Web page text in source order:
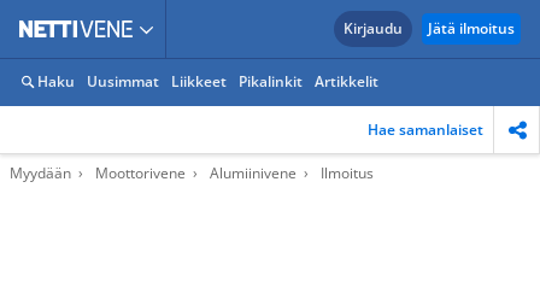
Kirjaudu Jätä ilmoitus
Haku Uusimmat Liikkeet Pikalinkit Artikkelit
Hae samanlaiset
Myydään Moottorivene Alumiinivene Ilmoitus